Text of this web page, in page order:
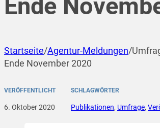
Ende
Startseite/Agentur-Meldungen/
Ende November 2020
VERÖFFENTLICHT
6. Oktober 2020
SCHLAGWÖRTER
Publikationen, Umfrage,